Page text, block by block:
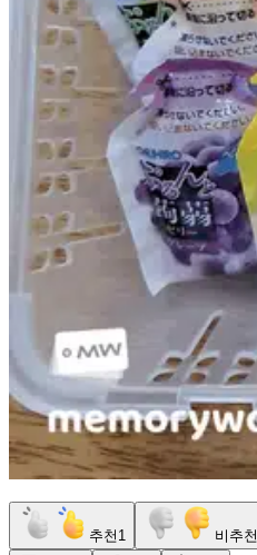
추천 1 비추천